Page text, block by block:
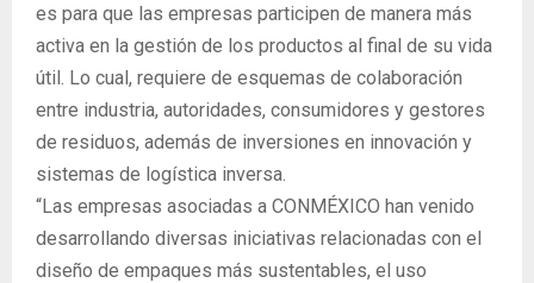
es para que las empresas participen de manera más
activa en la gestión de los productos al final de su vida
útil. Lo cual, requiere de esquemas de colaboración
entre industria, autoridades, consumidores y gestores
de residuos, además de inversiones en innovación y
sistemas de logística inversa.
“Las empresas asociadas a CONMÉXICO han venido
desarrollando diversas iniciativas relacionadas con el
diseño de empaques más sustentables, el uso